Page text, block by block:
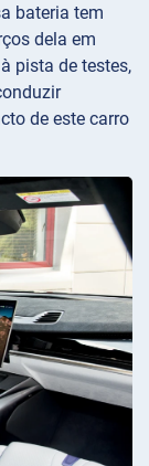
bateria tem
dela em
pista de testes,
de este carro